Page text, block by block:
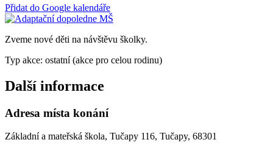
Přidat do Google kalendáře
Zveme nové děti na návštěvu školky.
Typ akce: ostatní (akce pro celou rodinu)
Další informace
Adresa místa konání
Základní a mateřská škola, Tučapy 116, Tučapy, 68301